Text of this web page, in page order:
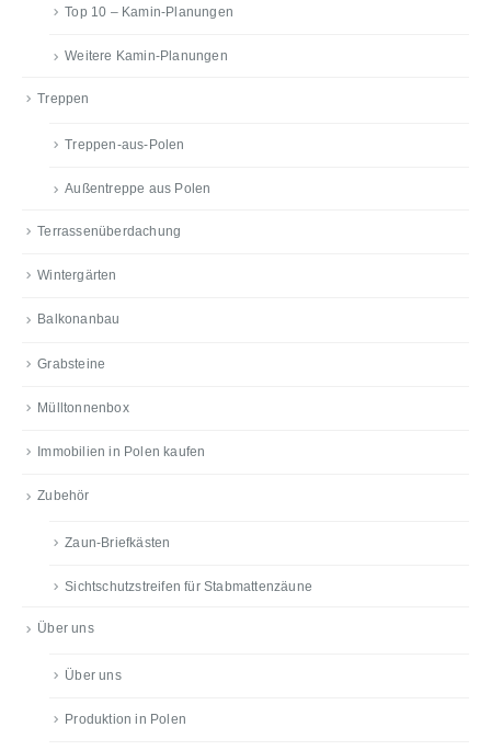
Top 10 – Kamin-Planungen
Weitere Kamin-Planungen
Treppen
Treppen-aus-Polen
Außentreppe aus Polen
Terrassenüberdachung
Wintergärten
Balkonanbau
Grabsteine
Mülltonnenbox
Immobilien in Polen kaufen
Zubehör
Zaun-Briefkästen
Sichtschutzstreifen für Stabmattenzäune
Über uns
Über uns
Produktion in Polen